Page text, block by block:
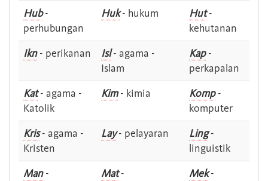
Hub-
perhubungan
Huk- hukum Hut-
kehutanan
Ikn- perikanan Isl- agama -
Islam
Kap-
perkapalan
Kat- agama -
Katolik
Kim- kimia Komp-
komputer
Kris- agama -
Kristen
Lay- pelayaran Ling-
linguistik
Man-
Mat-
Mek-